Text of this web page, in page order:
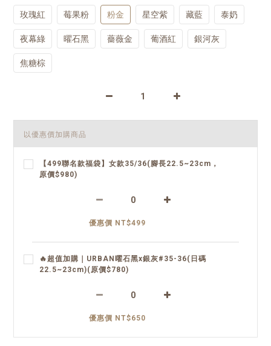
玫瑰紅 莓果粉 粉金 星空紫 藏藍 泰奶
夜幕綠 曜石黑 薔薇金 葡酒紅 銀河灰
焦糖棕
以優惠價加購商品
【499聯名款福袋】女款35/36(腳長22.5~23cm，
原價$980)
優惠價 NT$499
🔥超值加購｜URBAN曜石黑x銀灰#35-36(日碼
22.5~23cm)(原價$780)
優惠價 NT$650